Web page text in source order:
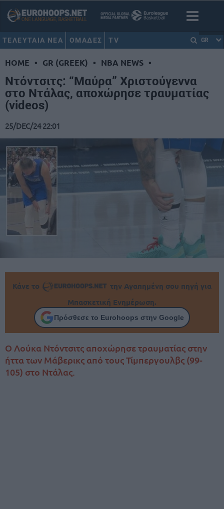
ΤΕΛΕΥΤΑΙΑ ΝΕΑ ΟΜΑΔΕΣ TV GR
HOME • GR (GREEK) • NBA NEWS •
Ντόντσιτς: “Μαύρα” Χριστούγεννα
στο Ντάλας, αποχώρησε τραυματίας
(videos)
25/DEC/24 22:01
Κάνε το
την Αγαπημένη σου πηγή για
Μπασκετική Ενημέρωση.
Πρόσθεσε το Eurohoops στην Google
Ο Λούκα Ντόντσιτς αποχώρησε τραυματίας στην
ήττα των Μάβερικς από τους Τίμπεργουλβς (99-
105) στο Ντάλας.